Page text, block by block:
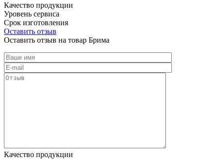
Качество продукции
Уровень сервиса
Срок изготовления
Оставить отзыв
Оставить отзыв на товар Брима
Качество продукции